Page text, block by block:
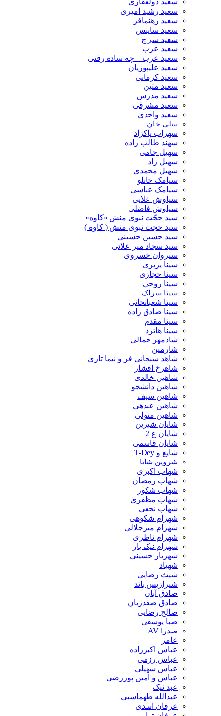
سعید رشید امیری
سعید رهنمافر
سعید ساینس
سعید سراج
سعید عرب
سعید عرب – چه ساده رفتی
سعید علیپوریان
سعید کرمانی
سعید متین
سعید مدرس
سعید مشرقی
سعید واحدی
سلی خان
سهراب پاکزاد
سهند طالب زاده
سهیل جامی
سهیل راد
سهیل محمدی
سیامک خانلو
سیامک عباسی
سیاوش علایی
سیاوش فاضلی
سید حجّت نبوی منش «کاوه»
سید حجت نبوی منش ( کاوه )
سید حسین حسینى
سید سجاد میر علائی
سیروان خسروی
سینا پرپری
سینا حجازی
سینا روحی
سینا سرلک
سینا شعبانخانی
سینا صادق زاده
سینا مقدم
سینا هاترد
شادمهر جمالی
شارمین
شاهد سبحانی فر و نیما تاری
شاهرخ افشار
شاهین خالدی
شاهین دانشجو
شاهین سیف
شاهین عبدهی
شاهین متولی
شایان شیرین
شایان ع 2
شایان قاسمی
شایع و T-Dey
شروین شایا
شهاب اکبری
شهاب رمضان
شهاب شکور
شهاب مظفری
شهاب نجفی
شهرام شکوهی
شهرام میرجلالی
شهرام ناظری
شهرام نیک یار
شهریار حسینی
شیث رضایی
شیرازیس باند
صادق آبان
صادق صفدریان
صالح رضایی
صبا یوسفی
عباس اکبرزاده
عباس رزمی
عباس سهیلی
عباس و امین پوررضی
عبد نیک
عبدالله طهماسبی‎
عرفان اسدی